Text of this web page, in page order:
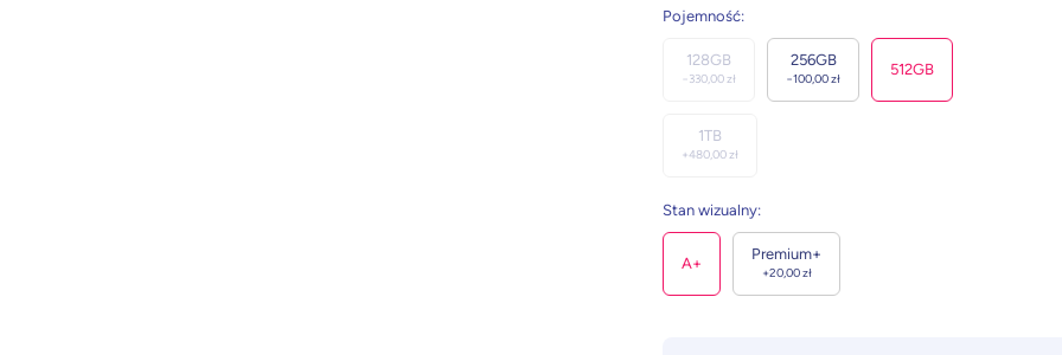
Pojemność:
128GB
330,00zł
256GB
−100,00zł
512GB
1TB
+480,00zł
Stan wizualny:
A+
Premium+
+20,00zł